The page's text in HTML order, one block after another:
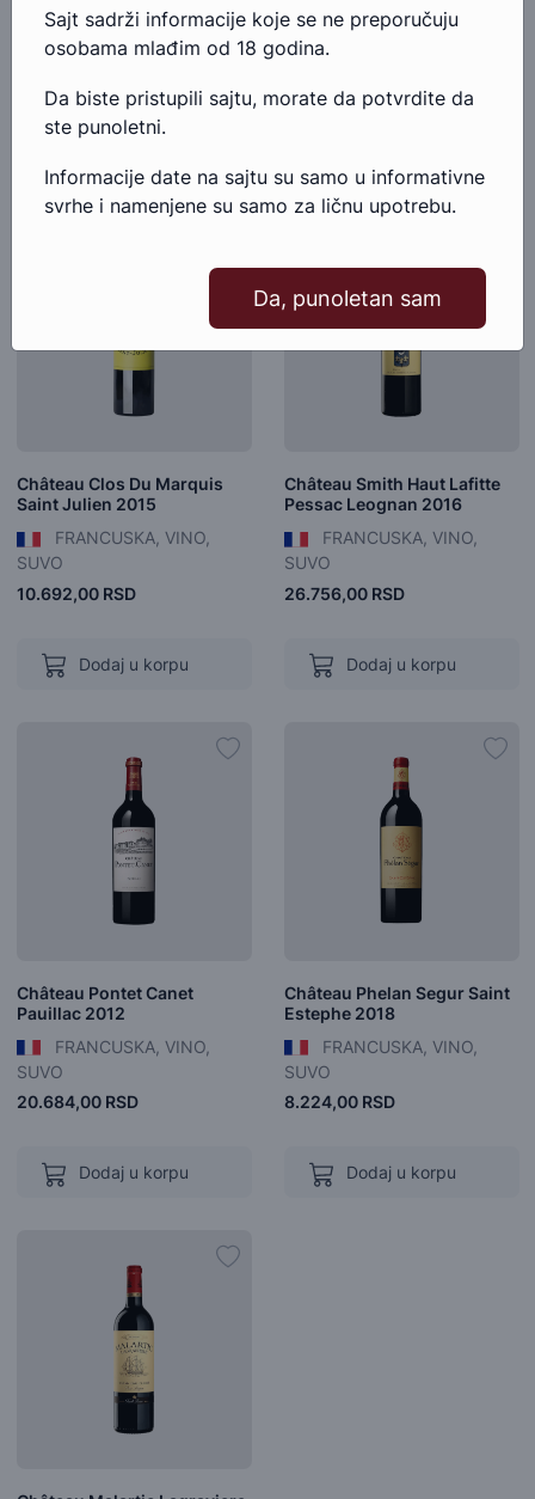
FRANCUSKA, VINO,
FRANCUSKA, VINO,
SUVO
Château Clos Du Marquis
Saint Julien 2015
FRANCUSKA, VINO,
SUVO
10.692,00 RSD
Dodaj u korpu
Château Smith Haut Lafitte
Pessac Leognan 2016
FRANCUSKA, VINO,
SUVO
26.756,00 RSD
Dodaj u korpu
Château Pontet Canet
Pauillac 2012
FRANCUSKA, VINO,
SUVO
20.684,00 RSD
Dodaj u korpu
Château Phelan Segur Saint
Estephe 2018
FRANCUSKA, VINO,
SUVO
8.224,00 RSD
Dodaj u korpu
Sajt sadrži informacije koje se ne preporučuju
osobama mlađim od 18 godina.
Da biste pristupili sajtu, morate da potvrdite da
ste punoletni.
Informacije date na sajtu su samo u informativne
svrhe i namenjene su samo za ličnu upotrebu.
Da, punoletan sam